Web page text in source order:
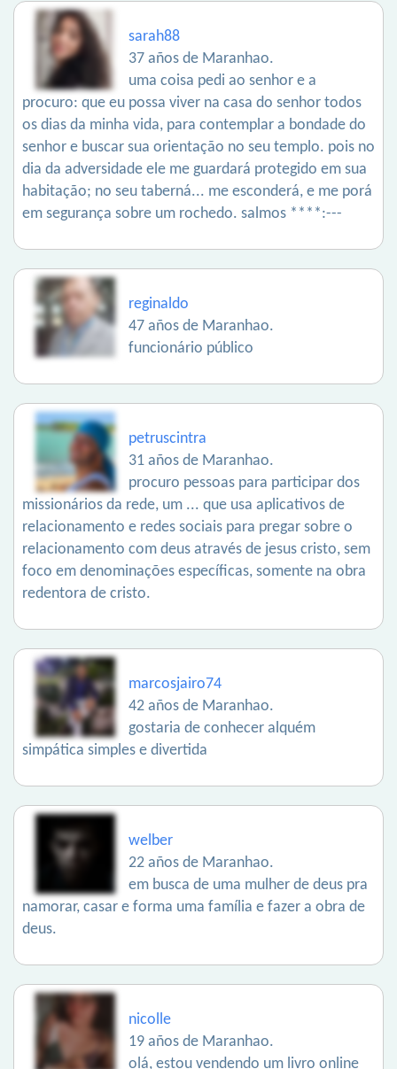
sarah88
37 años de Maranhao.
uma coisa pedi ao senhor e a
procuro: que eu possa viver na casa do senhor todos
os dias da minha vida, para contemplar a bondade do
senhor e buscar sua orientação no seu templo. pois no
dia da adversidade ele me guardará protegido em sua
habitação; no seu taberná... me esconderá, e me porá
em segurança sobre um rochedo. salmos ****:---
reginaldo
47 años de Maranhao.
funcionário público
petruscintra
31 años de Maranhao.
procuro pessoas para participar dos
missionários da rede, um ... que usa aplicativos de
relacionamento e redes sociais para pregar sobre o
relacionamento com deus através de jesus cristo, sem
foco em denominações específicas, somente na obra
redentora de cristo.
marcosjairo74
42 años de Maranhao.
gostaria de conhecer alquém
simpática simples e divertida
welber
22 años de Maranhao.
em busca de uma mulher de deus pra
namorar, casar e forma uma família e fazer a obra de
deus.
nicolle
19 años de Maranhao.
olá, estou vendendo um livro online